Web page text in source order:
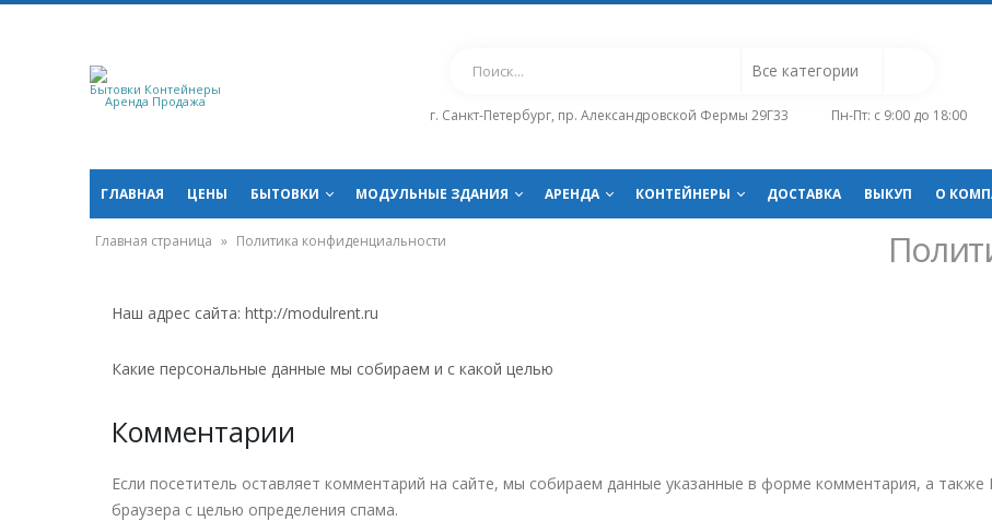
Бытовки Контейнеры
Аренда Продажа
г. Санкт-Петербург, пр. Александровской Фермы 29Г33 Пн-Пт: с 9:00 до 18:00
ГЛАВНАЯ ЦЕНЫ БЫТОВКИ МОДУЛЬНЫЕ ЗДАНИЯ АРЕНДА КОНТЕЙНЕРЫ ДОСТАВКА ВЫКУП О
Главная страница » Политика конфиденциальности
Наш адрес сайта: http://modulrent.ru
Какие персональные данные мы собираем и с какой целью
Комментарии
Если посетитель оставляет комментарий на сайте, мы собираем данные указанные в форме комментария, а также
браузера с целью определения спама.